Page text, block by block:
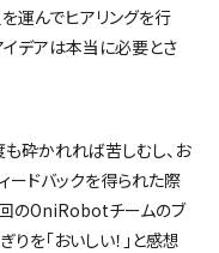
運んでヒアリングを行
イデアは本当に必要とさ
砕かれれば苦しむし、お
ードバックを得られた際
のOniRobotチームのブ
りを「おいしい！」と感想